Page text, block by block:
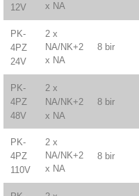
12V
x NA
PK-
4PZ
24V
2 x
NA/NK+2
x NA
8 bir
PK-
4PZ
48V
2 x
NA/NK+2
x NA
8 bir
PK-
4PZ
110V
2 x
NA/NK+2
x NA
8 bir